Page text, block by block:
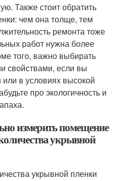
Также стоит обратить
чем она толще, тем
ремонта тоже
работ нужна более
того, важно выбирать
свойствами, если вы
или в условиях высокой
про экологичность и
измерить помещение
укрывной
укрывной пленки